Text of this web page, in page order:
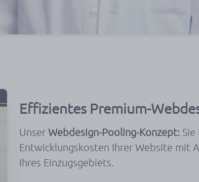
Effizientes Premium-
Unser Webdesign-Pooling-Konzept:
Entwicklungskosten Ihrer Website mit
Ihres Einzugsgebiets.